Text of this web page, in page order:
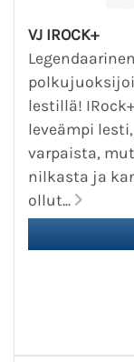
VJ IROCK+
lestillä!
leveämpi
varpaista,
nilkasta ja
ollut...